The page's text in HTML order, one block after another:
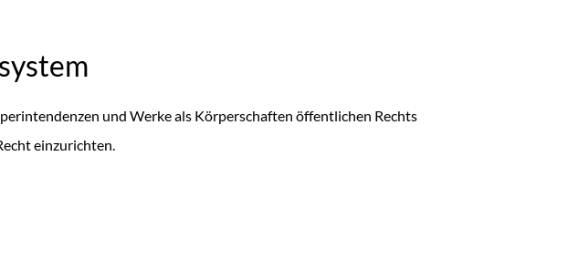
und Werke als Körperschaften öffentlichen Rechts
einzurichten.